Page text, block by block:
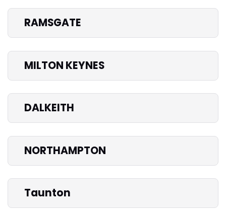
RAMSGATE
MILTON KEYNES
DALKEITH
NORTHAMPTON
Taunton